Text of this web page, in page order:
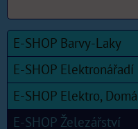
E-SHOP Barvy-Laky
E-SHOP Elektronářadí
E-SHOP Elektro,
E-SHOP Železářství